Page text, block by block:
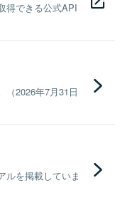
得できる公式API
（2026年7月31日
ルを掲載していま